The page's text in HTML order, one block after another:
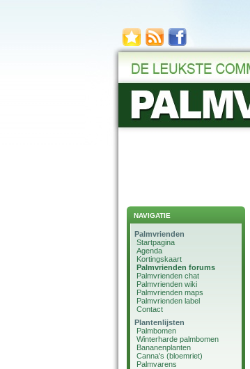
NAVIGATIE
Palmvrienden
Startpagina
Agenda
Kortingskaart
Palmvrienden forums
Palmvrienden chat
Palmvrienden wiki
Palmvrienden maps
Palmvrienden label
Contact
Plantenlijsten
Palmbomen
Winterharde palmbomen
Bananenplanten
Canna's (bloemriet)
Palmvarens